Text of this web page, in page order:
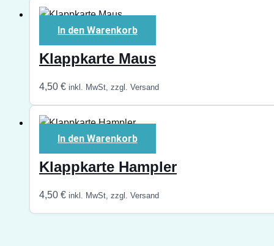
In den Warenkorb
Klappkarte Maus
4,50 € inkl. MwSt, zzgl. Versand
In den Warenkorb
Klappkarte Hampler
4,50 € inkl. MwSt, zzgl. Versand